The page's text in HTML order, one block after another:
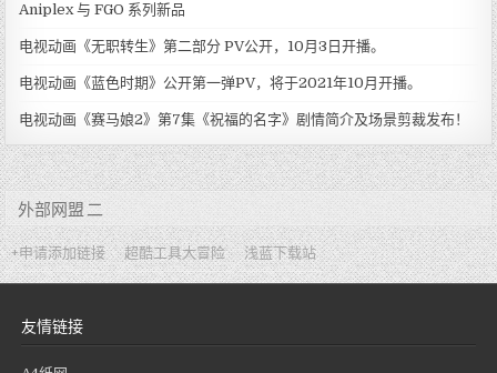
Aniplex 与 FGO 系列新品
电视动画《无职转生》第二部分 PV公开，10月3日开播。
电视动画《蓝色时期》公开第一弹PV，将于2021年10月开播。
电视动画《赛马娘2》第7集《祝福的名字》剧情简介及场景剪裁发布！
外部网盟 二
+申请添加链接 超酷工具大冒险 浅蓝下载站
友情链接